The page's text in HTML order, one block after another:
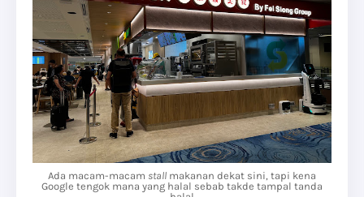
Ada macam-macam stall makanan dekat sini, tapi kena
Google tengok mana yang halal sebab takde tampal tanda